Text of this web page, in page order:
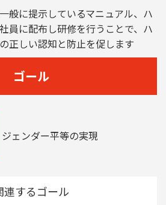
般に提示しているマニュアル、ハ
員に配布し研修を行うことで、ハ
正しい認知と防止を促します
ゴール
ジェンダー平等の実現
連するゴール